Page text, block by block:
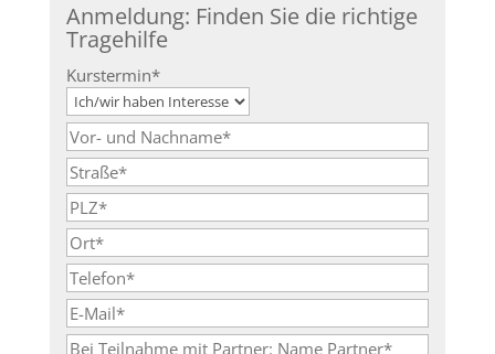
Anmeldung: Finden Sie die richtige
Tragehilfe
Kurstermin*